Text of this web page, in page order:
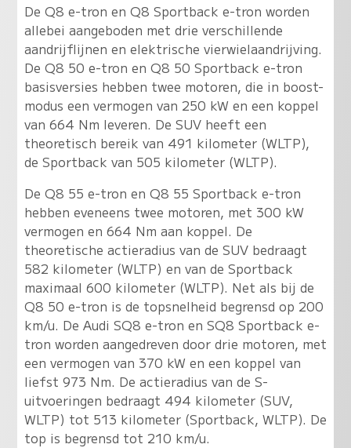
De Q8 e-tron en Q8 Sportback e-tron worden
allebei aangeboden met drie verschillende
aandrijflijnen en elektrische vierwielaandrijving.
De Q8 50 e-tron en Q8 50 Sportback e-tron
basisversies hebben twee motoren, die in boost-
modus een vermogen van 250 kW en een koppel
van 664 Nm leveren. De SUV heeft een
theoretisch bereik van 491 kilometer (WLTP),
de Sportback van 505 kilometer (WLTP).
De Q8 55 e-tron en Q8 55 Sportback e-tron
hebben eveneens twee motoren, met 300 kW
vermogen en 664 Nm aan koppel. De
theoretische actieradius van de SUV bedraagt
582 kilometer (WLTP) en van de Sportback
maximaal 600 kilometer (WLTP). Net als bij de
Q8 50 e-tron is de topsnelheid begrensd op 200
km/u. De Audi SQ8 e-tron en SQ8 Sportback e-
tron worden aangedreven door drie motoren, met
een vermogen van 370 kW en een koppel van
liefst 973 Nm. De actieradius van de S-
uitvoeringen bedraagt 494 kilometer (SUV,
WLTP) tot 513 kilometer (Sportback, WLTP). De
top is begrensd tot 210 km/u.